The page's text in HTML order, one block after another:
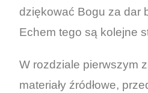
dziękować Bogu za dar
Echem tego są kolejne
W rozdziale pierwszym
materiały źródłowe,